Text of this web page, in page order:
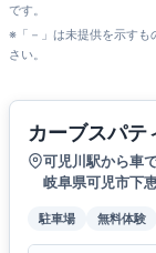
です。
※「－」は未提供を示すも
さい。
カーブスパテ
可児川駅から車
岐阜県可児市下
駐車場 無料体験